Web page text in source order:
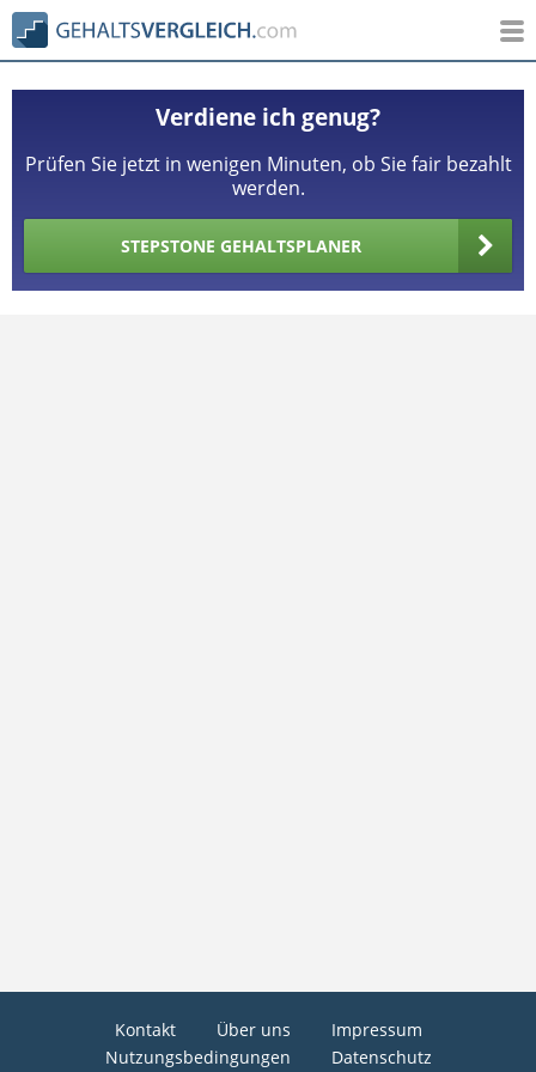
Verdiene ich genug?
Prüfen Sie jetzt in wenigen Minuten, ob Sie fair bezahlt
werden.
STEPSTONE GEHALTSPLANER
Kontakt Über uns
Impressum
Nutzungsbedingungen
Datenschutz